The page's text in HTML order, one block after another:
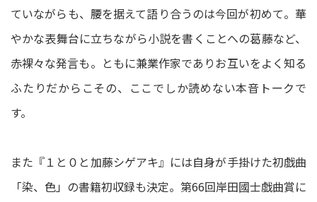
ていながらも、腰を据えて語り合うのは今回が初めて。華
やかな表舞台に立ちながら小説を書くことへの葛藤など、
赤裸々な発言も。ともに兼業作家でありお互いをよく知る
ふたりだからこその、ここでしか読めない本音トークで
す。
また『１と０と加藤シゲアキ』には自身が手掛けた初戯曲
「染、色」の書籍初収録も決定。第66回岸田國士戯曲賞に